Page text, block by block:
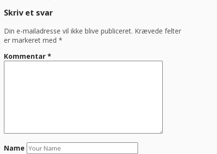
Skriv et svar
Din e-mailadresse vil ikke blive publiceret. Krævede felter
er markeret med *
Kommentar *
Name